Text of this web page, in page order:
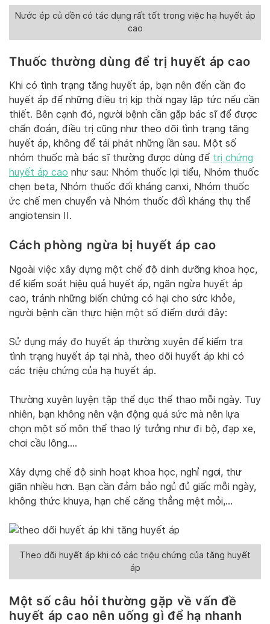
Nước ép củ dền có tác dụng rất tốt trong việc hạ huyết áp
cao
Thuốc thường dùng để trị huyết áp cao
Khi có tình trạng tăng huyết áp, bạn nên đến cần đo
huyết áp để những điều trị kịp thời ngay lập tức nếu cần
thiết. Bên cạnh đó, người bệnh cần gặp bác sĩ để được
chẩn đoán, điều trị cũng như theo dõi tình trạng tăng
huyết áp, không để tái phát những lần sau. Một số
nhóm thuốc mà bác sĩ thường được dùng để trị chứng
huyết áp cao như sau: Nhóm thuốc lợi tiểu, Nhóm thuốc
chẹn beta, Nhóm thuốc đối kháng canxi, Nhóm thuốc
ức chế men chuyển và Nhóm thuốc đối kháng thụ thể
angiotensin II.
Cách phòng ngừa bị huyết áp cao
Ngoài việc xây dựng một chế độ dinh dưỡng khoa học,
để kiểm soát hiệu quả huyết áp, ngăn ngừa huyết áp
cao, tránh những biến chứng có hại cho sức khỏe,
người bệnh cần thực hiện một số điểm dưới đây:
Sử dụng máy đo huyết áp thường xuyên để kiểm tra
tình trạng huyết áp tại nhà, theo dõi huyết áp khi có
các triệu chứng của hạ huyết áp.
Thường xuyên luyện tập thể dục thể thao mỗi ngày. Tuy
nhiên, bạn không nên vận động quá sức mà nên lựa
chọn một số môn thể thao lý tưởng như đi bộ, đạp xe,
chơi cầu lông….
Xây dựng chế độ sinh hoạt khoa học, nghỉ ngơi, thư
giãn nhiều hơn. Bạn cần đảm bảo ngủ đủ giấc mỗi ngày,
không thức khuya, hạn chế căng thẳng mệt mỏi,…
Theo dõi huyết áp khi có các triệu chứng của tăng huyết
áp
Một số câu hỏi thường gặp về vấn đề
huyết áp cao nên uống gì để hạ nhanh